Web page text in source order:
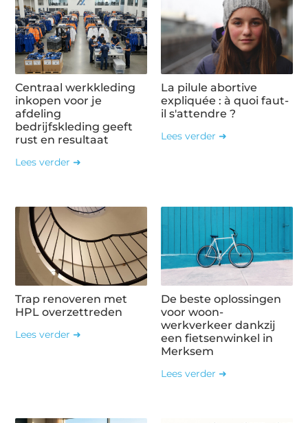
Centraal werkkleding
inkopen voor je
afdeling
bedrijfskleding geeft
rust en resultaat
Lees verder ➜
La pilule abortive
expliquée : à quoi faut-
il s'attendre ?
Lees verder ➜
Trap renoveren met
HPL overzettreden
Lees verder ➜
De beste oplossingen
voor woon-
werkverkeer dankzij
een fietsenwinkel in
Merksem
Lees verder ➜